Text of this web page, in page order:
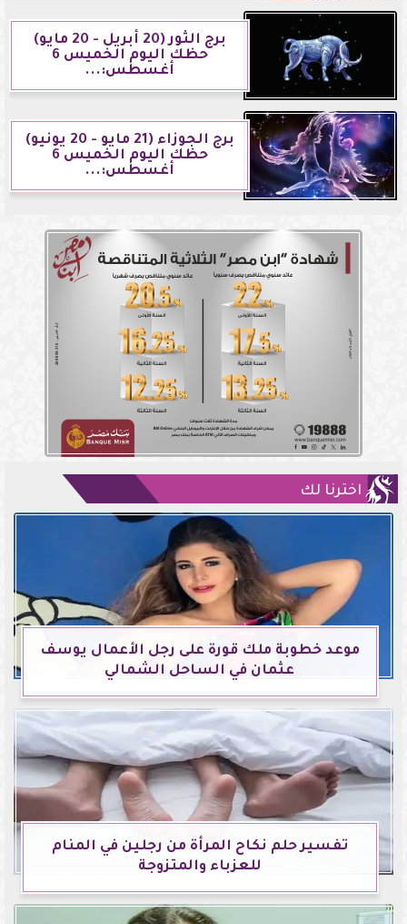
برج الثور (20 أبريل - 20 مايو)
حظك اليوم الخميس 6
أغسطس:...
برج الجوزاء (21 مايو - 20 يونيو)
حظك اليوم الخميس 6
أغسطس:...
اخترنا لك
موعد خطوبة ملك قورة على رجل الأعمال يوسف
عثمان في الساحل الشمالي
تفسير حلم نكاح المرأة من رجلين في المنام
للعزباء والمتزوجة